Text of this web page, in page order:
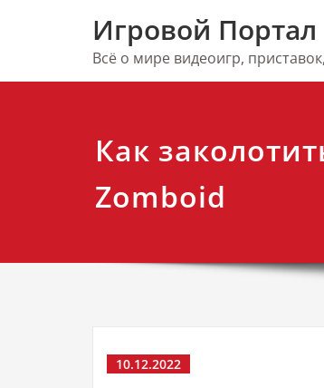
Игровой
Всё о мире видеоигр,
Как
Zomboid
10.12.2022